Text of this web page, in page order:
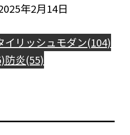
年2月14日
イリッシュモダン(104)
防炎(55)